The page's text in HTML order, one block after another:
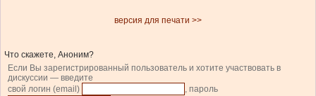
версия для печати >>
Что скажете, Аноним?
Если Вы зарегистрированный пользователь и хотите участвовать в
дискуссии — введите
свой логин (email)
, пароль